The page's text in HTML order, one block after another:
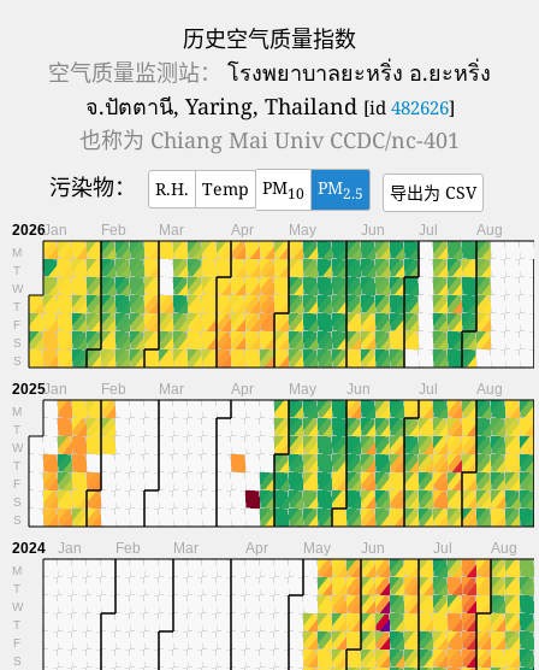
历史空气质量指数
空气质量监测站：
โรงพยาบาลยะหริ่ง อ.ยะหริ่ง
จ.ปัตตานี, Yaring, Thailand [id 482626]
也称为 Chiang Mai Univ CCDC/nc-401
污染物：
R.H. Temp PM10 PM2.5 导出为 CSV
2026
M
T
W
T
F
S
S
Jan Feb Mar Apr May Jun Jul Aug
2025
M
T
W
T
F
S
S
Jan Feb Mar Apr May Jun Jul Aug
2024
M
T
W
T
F
S
Jan Feb Mar Apr May Jun Jul Aug